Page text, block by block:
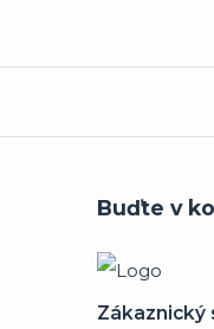
Buďte v
Zákaznický